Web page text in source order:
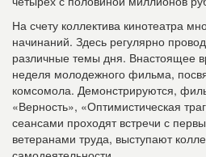
На счету коллектива кинотеатра
начинаний. Здесь регулярно
различные темы дня. Внастоящее
неделя молодежного фильма,
комсомола. Демонстрируются,
«Верность», «Оптимистическая
сеансами проходят встречи с
ветеранами труда, выступают